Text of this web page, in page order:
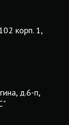
корп. 1,
д.6-п,